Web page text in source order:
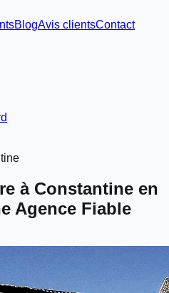
BlogAvis clientsContact
à Constantine en
Agence Fiable